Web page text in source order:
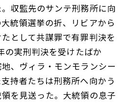
収監先のサンテ刑務所に向
統領選挙の折、リビアから
として共謀罪で有罪判決を
の実刑判決を受けたばか
、ヴィラ・モンモランシー
持者たちは刑務所へ向かう
を見送った。大統領の息子